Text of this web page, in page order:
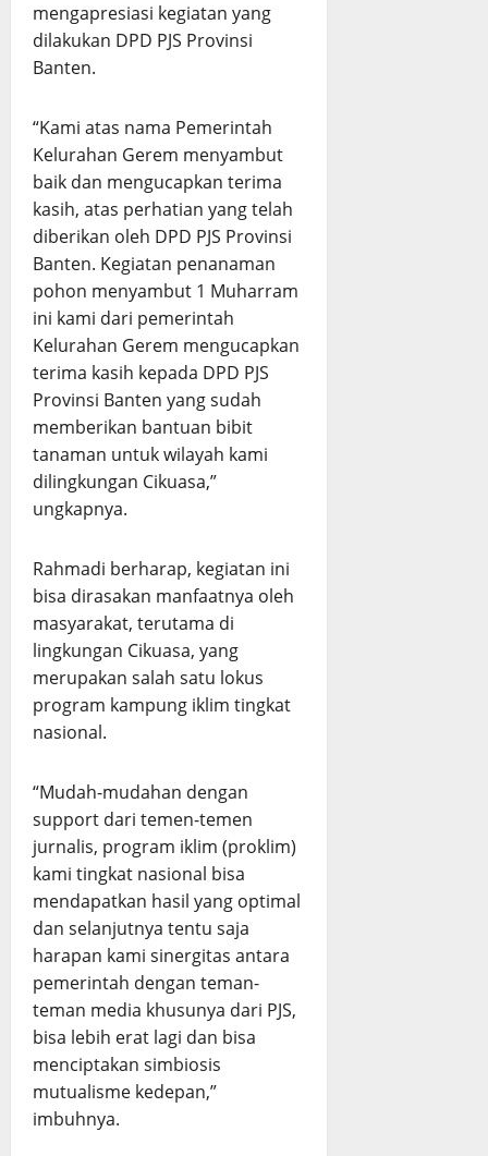
mengapresiasi kegiatan yang
dilakukan DPD PJS Provinsi
Banten.
“Kami atas nama Pemerintah
Kelurahan Gerem menyambut
baik dan mengucapkan terima
kasih, atas perhatian yang telah
diberikan oleh DPD PJS Provinsi
Banten. Kegiatan penanaman
pohon menyambut 1 Muharram
ini kami dari pemerintah
Kelurahan Gerem mengucapkan
terima kasih kepada DPD PJS
Provinsi Banten yang sudah
memberikan bantuan bibit
tanaman untuk wilayah kami
dilingkungan Cikuasa,”
ungkapnya.
Rahmadi berharap, kegiatan ini
bisa dirasakan manfaatnya oleh
masyarakat, terutama di
lingkungan Cikuasa, yang
merupakan salah satu lokus
program kampung iklim tingkat
nasional.
“Mudah-mudahan dengan
support dari temen-temen
jurnalis, program iklim (proklim)
kami tingkat nasional bisa
mendapatkan hasil yang optimal
dan selanjutnya tentu saja
harapan kami sinergitas antara
pemerintah dengan teman-
teman media khusunya dari PJS,
bisa lebih erat lagi dan bisa
menciptakan simbiosis
mutualisme kedepan,”
imbuhnya.